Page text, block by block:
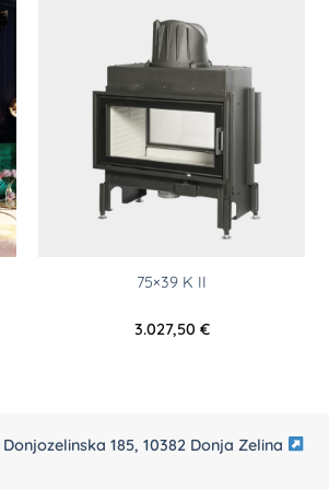
75×39 K II
3.027,50 €
Donjozelinska 185, 10382 Donja Zelina